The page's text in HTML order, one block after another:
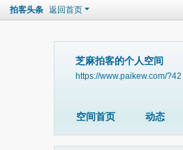
拍客头条 返回首页
芝麻拍客的个人空间
https://www.paikew.com/?42
空间首页 动态